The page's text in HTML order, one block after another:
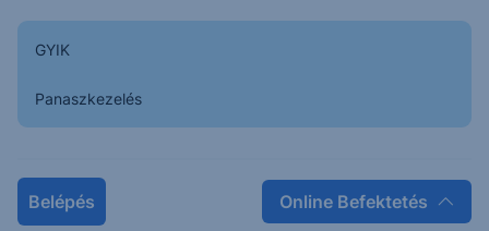
GYIK
Panaszkezelés
Belépés Online Befektetés
egyelőre megfogta az esést.
szerinti szcenárióra fokozott figyelmet kell
fordítani, további folytatódó éles esés esetében
Az eső csatornából való kitörés után, a látott esés a